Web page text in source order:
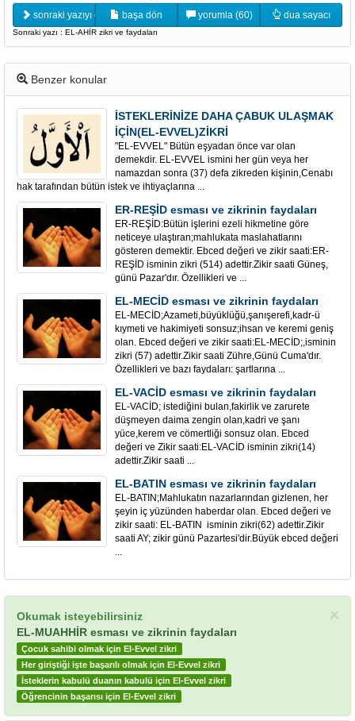
sonraki yazıyı oku başa dön yorumla (60) dua sayacı
Sonraki yazı : EL-AHİR zikri ve faydaları
Benzer konular
İSTEKLERİNİZE DAHA ÇABUK ULAŞMAK
İÇİN(EL-EVVEL)ZİKRİ
"EL-EVVEL" Bütün eşyadan önce var olan
demekdir. EL-EVVEL ismini her gün veya her
namazdan sonra (37) defa zikreden kişinin,Cenabı
hak tarafından bütün istek ve ihtiyaçlarına ...
ER-REŞİD esması ve zikrinin faydaları
ER-REŞİD:Bütün işlerini ezeli hikmetine göre
neticeye ulaştıran;mahlukata maslahatlarını
gösteren demektir. Ebced değeri ve zikir saati:ER-
REŞİD isminin zikri (514) adettir.Zikir saati Güneş,
günü Pazar'dır. Özellikleri ve ...
EL-MECİD esması ve zikrinin faydaları
EL-MECİD;Azameti,büyüklüğü,şanışerefi,kadr-ü
kıymeti ve hakimiyeti sonsuz;ihsan ve keremi geniş
olan. Ebced değeri ve zikir saati:EL-MECİD;,isminin
zikri (57) adettir.Zikir saati Zühre,Günü Cuma'dır.
Özellikleri ve bazı faydaları: şartlarına ...
EL-VACİD esması ve zikrinin faydaları
EL-VACİD; istediğini bulan,fakirlik ve zarurete
düşmeyen daima zengin olan,kadri ve şanı
yüce,kerem ve cömertliği sonsuz olan. Ebced
değeri ve Zikir saati:EL-VACİD isminin zikri(14)
adettir.Zikir saati ...
EL-BATIN esması ve zikrinin faydaları
EL-BATIN;Mahlukatın nazarlarından gizlenen, her
şeyin iç yüzünden haberdar olan. Ebced değeri ve
zikir saati: EL-BATIN isminin zikri(62) adettir.Zikir
saati AY; zikir günü Pazartesi'dir.Büyük ebced değeri
...
×
Okumak isteyebilirsiniz
EL-MUAHHİR esması ve zikrinin faydaları
Çocuk sahibi olmak için El-Evvel zikri
Her giriştiği işte başarılı olmak için El-Evvel zikri
İsteklerin kabulü duanın kabulü için El-Evvel zikri
Öğrencinin başarısı için El-Evvel zikri